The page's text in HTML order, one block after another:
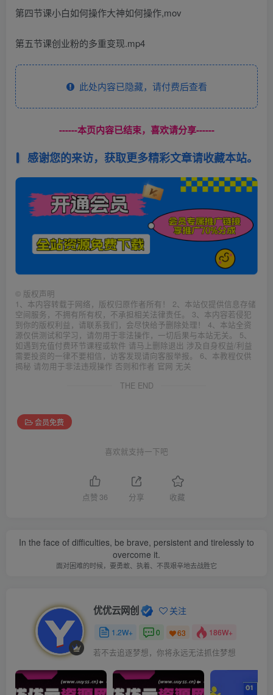
第四节课小白如何操作大神如何操作,mov
第五节课创业粉的多重变现.mp4
此处内容已隐藏，请付费后查看
------本页内容已结束，喜欢请分享------
感谢您的来访，获取更多精彩文章请收藏本站。
© 版权声明
1、本内容转载于网络，版权归原作者所有！ 2、本站仅提供信息存储
空间服务，不拥有所有权，不承担相关法律责任。 3、本内容若侵犯
到你的版权利益，请联系我们，会尽快给予删除处理！ 4、本站全资
源仅供测试和学习，请勿用于非法操作，一切后果与本站无关。 5、
如遇到充值付费环节课程或软件 请马上删除退出 涉及自身权益/利益
需要投资的一律不要相信，访客发现请向客服举报。 6、本教程仅供
揭秘 请勿用于非法违规操作 否则和作者 官网 无关
THE END
会员免费
喜欢就支持一下吧
点赞 36 分享 收藏
In the face of difficulties, be brave, persistent and tirelessly to
overcome it.
面对困难的时候，要勇敢、执着、不畏艰辛地去战胜它
优优云网创 关注
1.2W+ 0 63 186W+
若不去追逐梦想，你将永远无法抓住梦想